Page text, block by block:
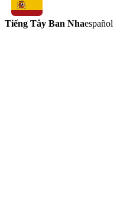
Tiếng Tây Ban Nhaespañol